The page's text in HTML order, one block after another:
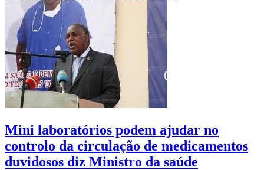
Mini laboratórios podem ajudar no
controlo da circulação de medicamentos
duvidosos diz Ministro da saúde